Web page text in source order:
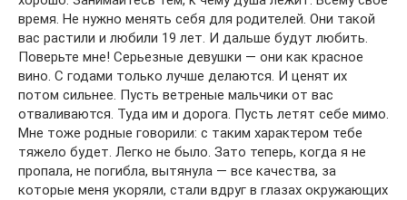
время. Не нужно менять себя для родителей. Они такой
вас растили и любили 19 лет. И дальше будут любить.
Поверьте мне! Серьезные девушки — они как красное
вино. С годами только лучше делаются. И ценят их
потом сильнее. Пусть ветреные мальчики от вас
отваливаются. Туда им и дорога. Пусть летят себе мимо.
Мне тоже родные говорили: с таким характером тебе
тяжело будет. Легко не было. Зато теперь, когда я не
пропала, не погибла, вытянула — все качества, за
которые меня укоряли, стали вдруг в глазах окружающих